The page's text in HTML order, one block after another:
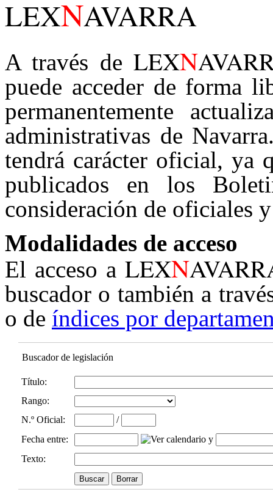
LEXNAVARRA
A través de LEXN
puede acceder de forma
permanentemente
administrativas de
tendrá carácter oficial, ya
publicados en los
consideración de oficiales
Modalidades de acceso
El acceso aLEXN
buscador o también a
o de índices por
Buscador de legislación
Título:
Rango:
N.º Oficial:
/
Fecha entre:
y
Texto: